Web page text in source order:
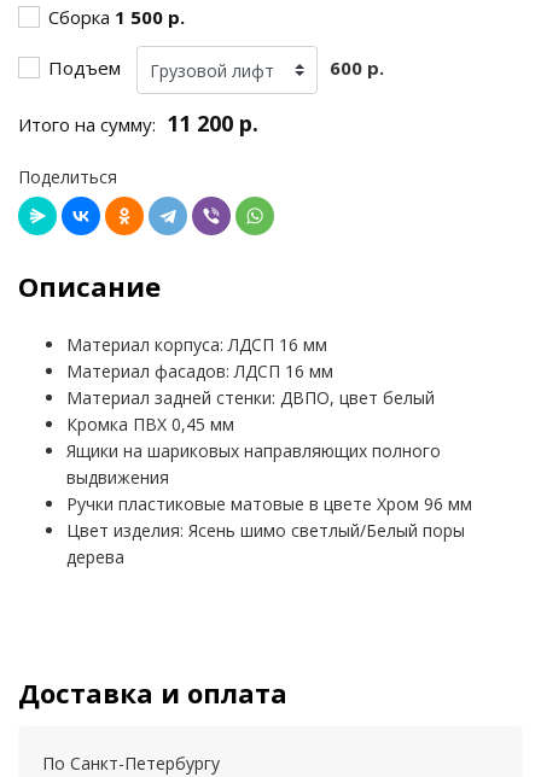
Сборка 1 500 р.
Подъем 600 р.
Итого на сумму: 11 200 р.
Поделиться
Описание
Материал корпуса: ЛДСП 16 мм
Материал фасадов: ЛДСП 16 мм
Материал задней стенки: ДВПО, цвет белый
Кромка ПВХ 0,45 мм
Ящики на шариковых направляющих полного
выдвижения
Ручки пластиковые матовые в цвете Хром 96 мм
Цвет изделия: Ясень шимо светлый/Белый поры
дерева
Доставка и оплата
По Санкт-Петербургу